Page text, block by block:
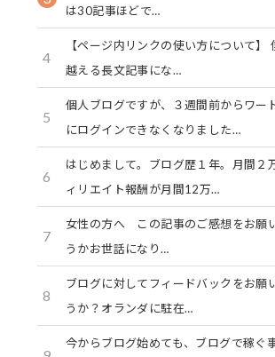
は30記事ほどで…
4
【ページ内リンクの使い方について】
越える長文記事にな…
5
個人ブログですが、３週間前からワー
にログインできなくなりました…
6
はじめまして。ブログ歴１年。月間２
ィリエイト報酬が月間12万…
7
女性の方へ この記事のご感想をお願
うかお世話になり…
8
ブログに対してフィードバックをお願
うか？オランダに駐在…
今からブログ始めても、ブログで稼ぐ